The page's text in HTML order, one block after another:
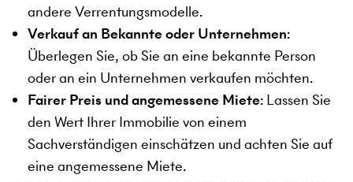
andere Verrentungsmodelle.
Verkauf an Bekannte oder Unternehmen:
Überlegen Sie, ob Sie an eine bekannte Person
oder an ein Unternehmen verkaufen möchten.
Fairer Preis und angemessene Miete: Lassen Sie
den Wert Ihrer Immobilie von einem
Sachverständigen einschätzen und achten Sie auf
eine angemessene Miete.